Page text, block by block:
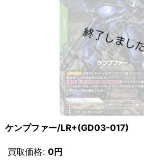
ケンプファー/LR+(GD03-017)
買取価格: 0円